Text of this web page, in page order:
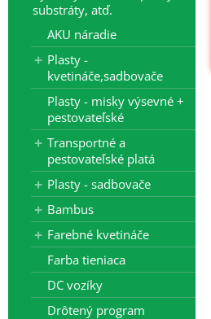
substráty, atď.
AKU náradie
Plasty -
kvetináče,sadbovače
Plasty - misky výsevné +
pestovateľské
Transportné a
pestovateľské platá
Plasty - sadbovače
Bambus
Farebné kvetináče
Farba tieniaca
DC vozíky
Drôtený program